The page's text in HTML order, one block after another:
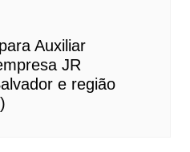
Auxiliar
JR
e região